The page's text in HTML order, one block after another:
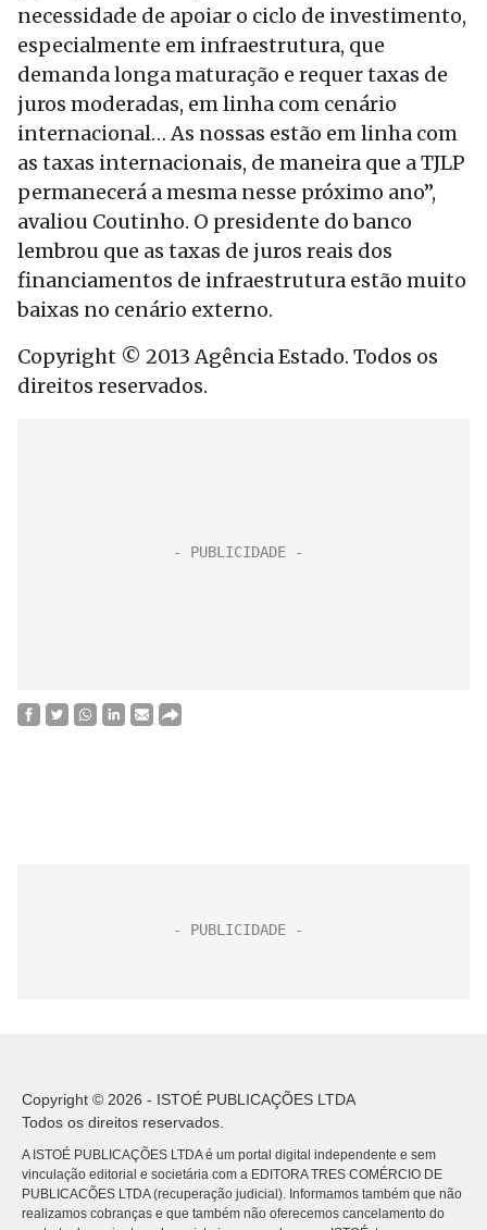
necessidade de apoiar o ciclo de investimento,
especialmente em infraestrutura, que
demanda longa maturação e requer taxas de
juros moderadas, em linha com cenário
internacional… As nossas estão em linha com
as taxas internacionais, de maneira que a TJLP
permanecerá a mesma nesse próximo ano”,
avaliou Coutinho. O presidente do banco
lembrou que as taxas de juros reais dos
financiamentos de infraestrutura estão muito
baixas no cenário externo.
Copyright © 2013 Agência Estado. Todos os
direitos reservados.
Copyright © 2026 - ISTOÉ PUBLICAÇÕES LTDA
Todos os direitos reservados.
A ISTOÉ PUBLICAÇÕES LTDA é um portal digital independente e sem
vinculação editorial e societária com a EDITORA TRES COMÉRCIO DE
PUBLICACÕES LTDA (recuperação judicial). Informamos também que não
realizamos cobranças e que também não oferecemos cancelamento do